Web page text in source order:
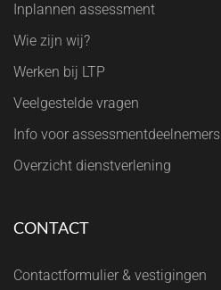
Inplannen assessment
Wie zijn wij?
Werken bij LTP
Veelgestelde vragen
Info voor assessmentdeelnemers
Overzicht dienstverlening
CONTACT
Contactformulier & vestigingen